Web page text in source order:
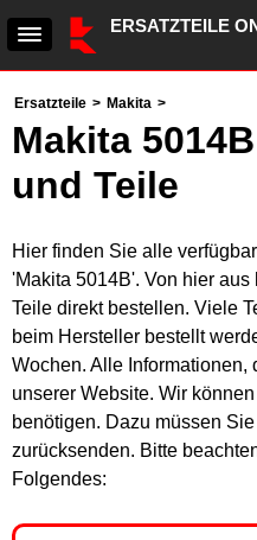
ERSATZTEILE
Ersatzteile > Makita >
Makita
und Teile
Hier finden Sie alle
'Makita 5014B'. Von hier
Teile direkt bestellen. Viele
beim Hersteller bestellt
Wochen. Alle
unserer Website. Wir
benötigen. Dazu müssen
zurücksenden. Bitte
Folgendes: